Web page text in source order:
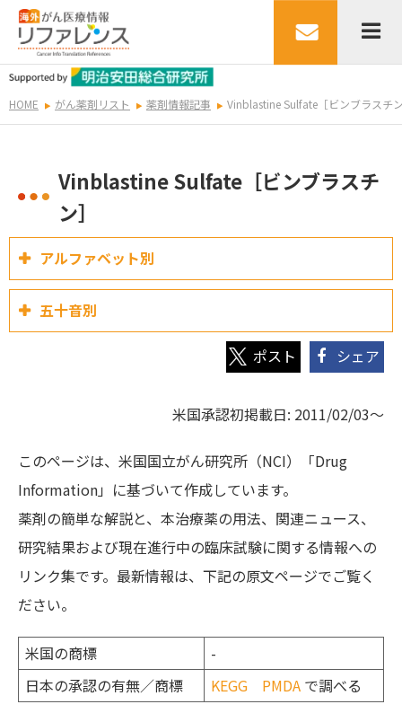
HOME がん薬剤リスト 薬剤情報記事 Vinblastine Sulfate［ビンブラスチ
Vinblastine Sulfate［ビンブラスチ
ン］
アルファベット別
五十音別
シェア
米国承認初掲載日: 2011/02/03～
このページは、米国国立がん研究所（NCI）「Drug
Information」に基づいて作成しています。
薬剤の簡単な解説と、本治療薬の用法、関連ニュース、
研究結果および現在進行中の臨床試験に関する情報への
リンク集です。最新情報は、下記の原文ページでご覧く
ださい。
米国の商標
-
日本の承認の有無／商標
KEGG PMDA で調べる